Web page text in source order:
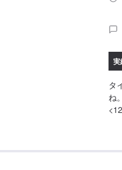
実
タ
ね